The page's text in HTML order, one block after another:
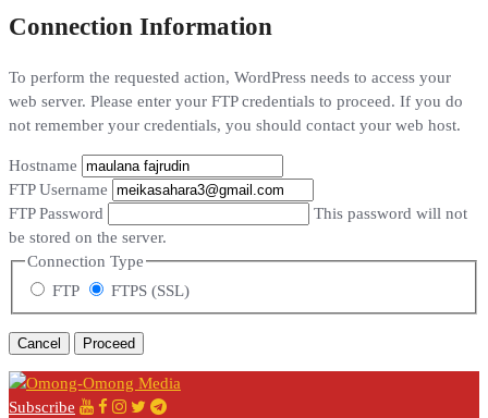
Connection Information
To perform the requested action, WordPress needs to access your
web server. Please enter your FTP credentials to proceed. If you do
not remember your credentials, you should contact your web host.
Hostname
FTP Username
FTP Password
This password will not
be stored on the server.
Connection Type
FTP
FTPS (SSL)
Cancel
Subscribe